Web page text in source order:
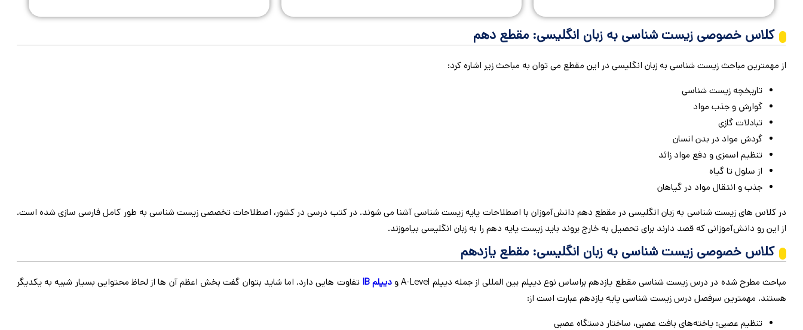
کلاس خصوصی زیست شناسی به زبان انگلیسی: مقطع دهم
از مهمترین مباحث زیست شناسی به زبان انگلیسی در این مقطع می توان به مباحث زیر اشاره کرد:
تاریخچه زیست شناسی
گوارش و جذب مواد
تبادلات گازی
گردش مواد در بدن انسان
تنظیم اسمزی و دفع مواد زائد
از سلول تا گیاه
جذب و انتقال مواد در گیاهان
در کلاس های زیست شناسی به زبان انگلیسی در مقطع دهم دانش‌آموزان با اصطلاحات پایه زیست شناسی آشنا می شوند. در کتب درسی در کشور، اصطلاحات تخصصی زیست شناسی به طور کامل فارسی سازی شده است.
از این رو دانش‌آموزانی که قصد دارند برای تحصیل به خارج بروند باید زیست پایه دهم را به زبان انگلیسی بیاموزند.
کلاس خصوصی زیست شناسی به زبان انگلیسی: مقطع یازدهم
مباحث مطرح شده در درس زیست شناسی مقطع یازدهم براساس نوع دیپلم بین المللی از جمله دیپلم A-Level و دیپلمIB تفاوت هایی دارد. اما شاید بتوان گفت بخش اعظم آن ها از لحاظ محتوایی بسیار شبیه به یکدیگر
هستند. مهمترین سرفصل درس زیست شناسی پایه یازدهم عبارت است از:
تنظیم عصبی: یاخته‌های بافت عصبی، ساختار دستگاه عصبی